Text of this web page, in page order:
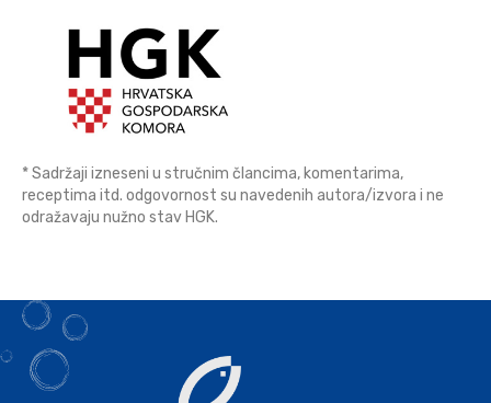
* Sadržaji izneseni u stručnim člancima, komentarima,
receptima itd. odgovornost su navedenih autora/izvora i ne
odražavaju nužno stav HGK.